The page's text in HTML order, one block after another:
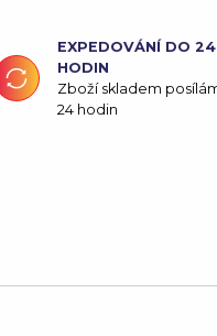
EXPEDOVÁNÍ DO 24
HODIN
Zboží skladem
24 hodin